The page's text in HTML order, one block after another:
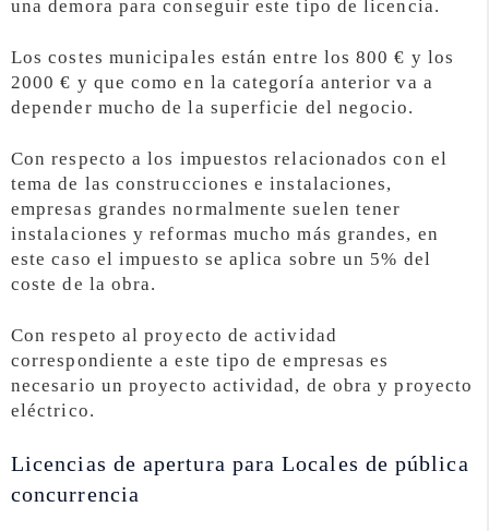
una demora para conseguir este tipo de licencia.
Los costes municipales están entre los 800 € y los
2000 € y que como en la categoría anterior va a
depender mucho de la superficie del negocio.
Con respecto a los impuestos relacionados con el
tema de las construcciones e instalaciones,
empresas grandes normalmente suelen tener
instalaciones y reformas mucho más grandes, en
este caso el impuesto se aplica sobre un 5% del
coste de la obra.
Con respeto al proyecto de actividad
correspondiente a este tipo de empresas es
necesario un proyecto actividad, de obra y proyecto
eléctrico.
Licencias de apertura para Locales de pública
concurrencia